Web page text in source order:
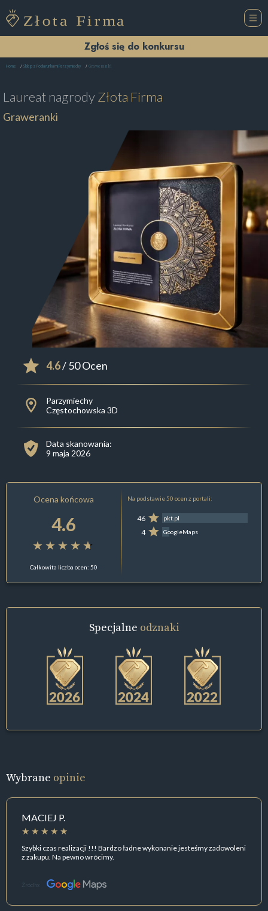
Zgłoś się do konkursu
Home Sklep z Podarunkami Parzymiechy Graweranki
Laureat nagrodyZłota Firma
Graweranki
4.6/ 50 Ocen
Parzymiechy
Częstochowska 3D
Data skanowania:
9 maja 2026
Ocena końcowa
4.6
Całkowita liczba ocen: 50
Na podstawie 50 ocen z portali:
46 pkt.pl
4 GoogleMaps
Specjalne odznaki
Wybrane opinie
MACIEJ P.
Szybki czas realizacji !!! Bardzo ładne wykonanie jesteśmy zadowoleni
z zakupu. Na pewno wrócimy.
Źródło: